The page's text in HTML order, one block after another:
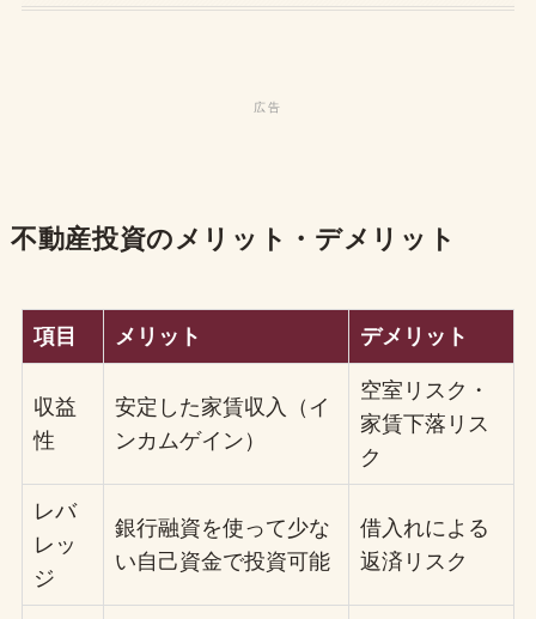
不動産投資のメリット・デメリット
項目 メリット デメリット
収益
性
安定した家賃収入（イ
ンカムゲイン）
空室リスク・
家賃下落リス
ク
レバ
レッ
ジ
銀行融資を使って少な
い自己資金で投資可能
借入れによる
返済リスク